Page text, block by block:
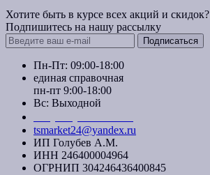
Хотите быть в курсе всех акций и скидок?
Подпишитесь на нашу рассылку
Подписаться
Пн-Пт: 09:00-18:00
единая справочная
пн-пт 9:00-18:00
Вс: Выходной
tsmarket24@yandex.ru
ИП Голубев А.М.
ИНН 246400004964
ОГРНИП 304246436400845